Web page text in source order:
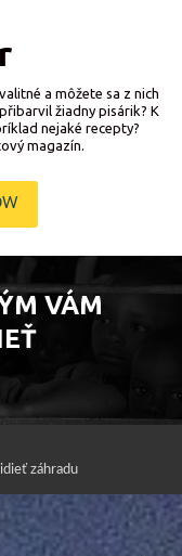
a môžete sa z nich
žiadny pisárik? K
nejaké recepty?
magazín.
VÁM
záhradu